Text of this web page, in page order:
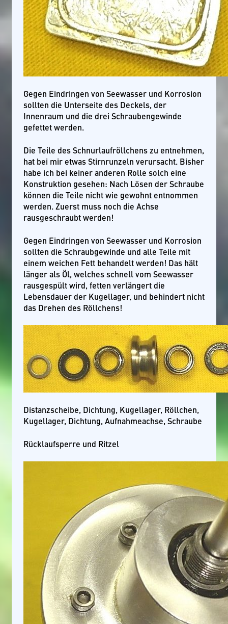
Gegen Eindringen von Seewasser und Korrosion
sollten die Unterseite des Deckels, der
Innenraum und die drei Schraubengewinde
gefettet werden.
Die Teile des Schnurlaufröllchens zu entnehmen,
hat bei mir etwas Stirnrunzeln verursacht. Bisher
habe ich bei keiner anderen Rolle solch eine
Konstruktion gesehen: Nach Lösen der Schraube
können die Teile nicht wie gewohnt entnommen
werden. Zuerst muss noch die Achse
rausgeschraubt werden!
Gegen Eindringen von Seewasser und Korrosion
sollten die Schraubgewinde und alle Teile mit
einem weichen Fett behandelt werden! Das hält
länger als Öl, welches schnell vom Seewasser
rausgespült wird, fetten verlängert die
Lebensdauer der Kugellager, und behindert nicht
das Drehen des Röllchens!
Distanzscheibe, Dichtung, Kugellager, Röllchen,
Kugellager, Dichtung, Aufnahmeachse, Schraube
Rücklaufsperre und Ritzel